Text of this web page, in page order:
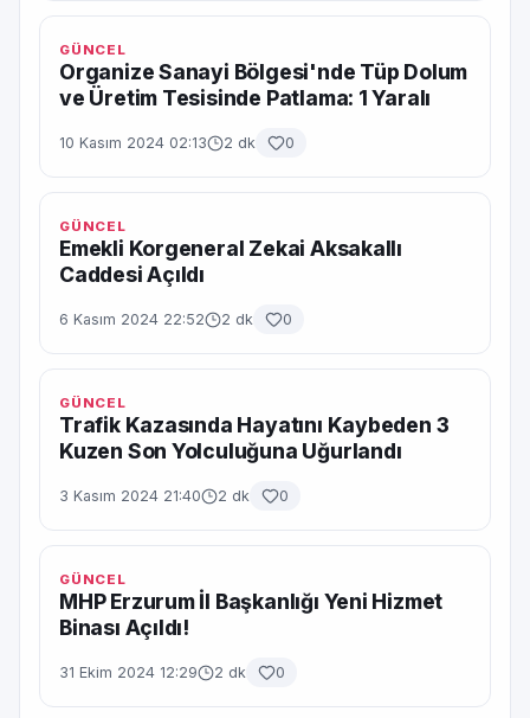
GÜNCEL
Organize Sanayi Bölgesi'nde Tüp Dolum
ve Üretim Tesisinde Patlama: 1 Yaralı
10 Kasım 2024 02:13 2 dk 0
GÜNCEL
Emekli Korgeneral Zekai Aksakallı
Caddesi Açıldı
6 Kasım 2024 22:52 2 dk 0
GÜNCEL
Trafik Kazasında Hayatını Kaybeden 3
Kuzen Son Yolculuğuna Uğurlandı
3 Kasım 2024 21:40 2 dk 0
GÜNCEL
MHP Erzurum İl Başkanlığı Yeni Hizmet
Binası Açıldı!
31 Ekim 2024 12:29 2 dk 0